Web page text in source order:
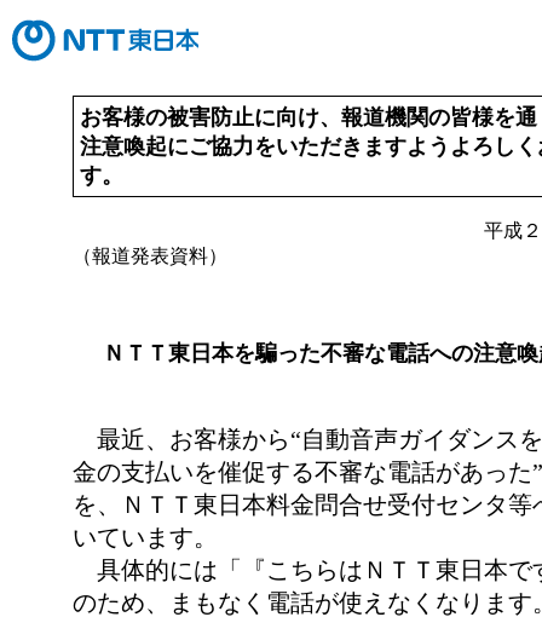
お客様の被害防止に向け、報道機関の皆様を通
注意喚起にご協力をいただきますようよろし
す。
平成
（報道発表資料）
ＮＴＴ東日本を騙った不審な電話への注意
最近、お客様から“自動音声ガイダンス
金の支払いを催促する不審な電話があった
を、ＮＴＴ東日本料金問合せ受付センタ等
いています。
具体的には「『こちらはＮＴＴ東日本で
のため、まもなく電話が使えなくなります